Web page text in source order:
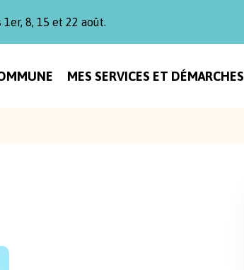
8, 15 et 22 août.
MES SERVICES ET DÉMARCHES